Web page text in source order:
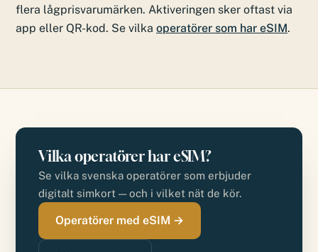
flera lågprisvarumärken. Aktiveringen sker oftast via
app eller QR-kod. Se vilka operatörer som har eSIM.
Vilka operatörer har eSIM?
Se vilka svenska operatörer som erbjuder
digitalt simkort — och i vilket nät de kör.
Operatörer med eSIM →